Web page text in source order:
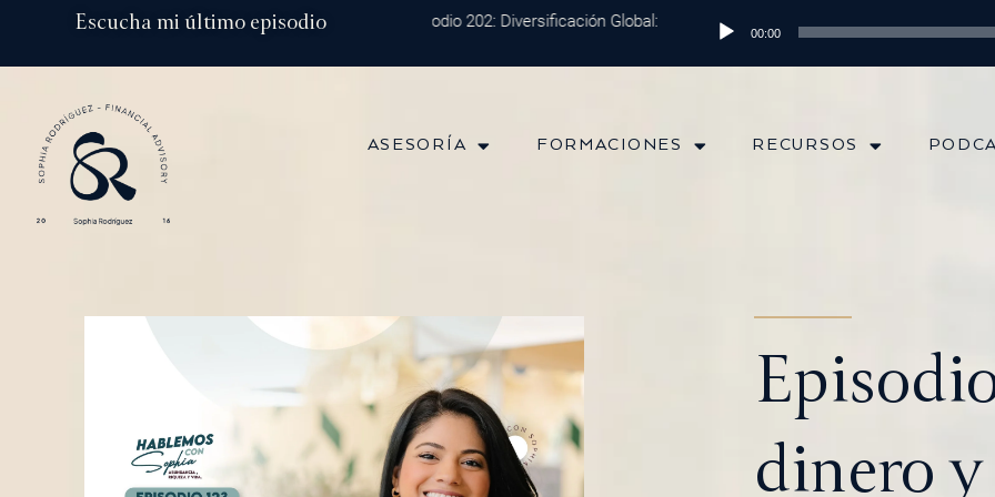
contenido
Escucha mi último episodio Episodio 202: Diversificación Global: Protege tu Dinero y Maximiza tus Inversiones
Reproductor
00:00
ASESORÍA FORMACIONES RECURSOS
dinero